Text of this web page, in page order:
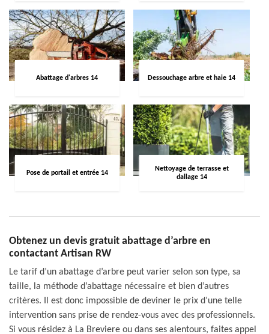
Abattage d'arbres 14 Dessouchage arbre et haie 14
Pose de portail et entrée 14
Nettoyage de terrasse et
dallage 14
Obtenez un devis gratuit abattage d’arbre en
contactant Artisan RW
Le tarif d’un abattage d’arbre peut varier selon son type, sa
taille, la méthode d’abattage nécessaire et bien d’autres
critères. Il est donc impossible de deviner le prix d’une telle
intervention sans prise de rendez-vous avec des professionnels.
Si vous résidez à La Breviere ou dans ses alentours, faites appel